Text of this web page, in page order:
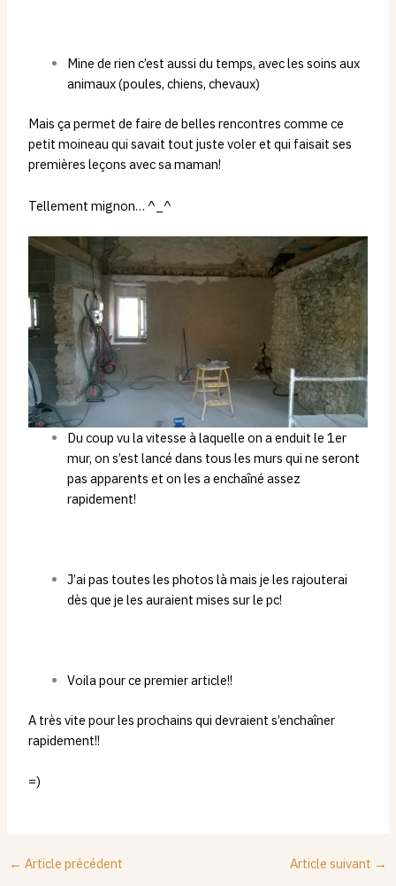
Mine de rien c’est aussi du temps, avec les soins aux
animaux (poules, chiens, chevaux)
Mais ça permet de faire de belles rencontres comme ce
petit moineau qui savait tout juste voler et qui faisait ses
premières leçons avec sa maman!
Tellement mignon… ^_^
Du coup vu la vitesse à laquelle on a enduit le 1er
mur, on s’est lancé dans tous les murs qui ne seront
pas apparents et on les a enchaîné assez
rapidement!
J’ai pas toutes les photos là mais je les rajouterai
dès que je les auraient mises sur le pc!
Voila pour ce premier article!!
A très vite pour les prochains qui devraient s’enchaîner
rapidement!!
=)
← Article précédent Article suivant →